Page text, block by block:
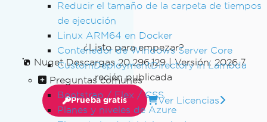
Reducir el tamaño de la carpeta de tiempos
de ejecución
Linux ARM64 en Docker
Contenedor de Windows Server Core
CustomDeploymentDirectory in Lambda
Preguntas comunes
Bootstrap / Flex / CSS
Planes y niveles de Azure
¿Listo para empezar?
Nuget Descargas 20,296,129|Versión: 2026.7
recién publicada
Prueba gratis Ver Licencias